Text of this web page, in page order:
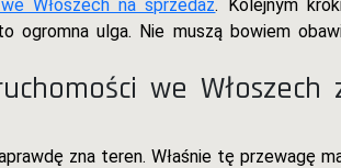
Włoszech na sprzedaż. Kolejnym
ogromna ulga. Nie muszą bowiem
we
zna teren. Właśnie tę przewagę